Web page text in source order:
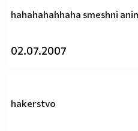
hahahahahhaha smeshni
02.07.2007
hakerstvo